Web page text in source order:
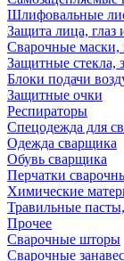
Шлифовальные
Защита лица, глаз
Сварочные
Защитные стекла,
Блоки подачи
Защитные очки
Респираторы
Спецодежда для
Одежда сварщика
Обувь сварщика
Перчатки
Химические
Травильные
Прочее
Сварочные шторы
Сварочные